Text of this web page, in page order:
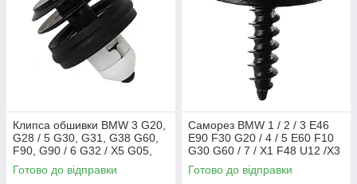
Клипса обшивки BMW 3 G20,
G28 / 5 G30, G31, G38 G60,
F90, G90 / 6 G32 / X5 G05,
G18, F95 / X6 G06, F96 / X7
G07 / Z4 / 51417325082
Готово до відправки
Саморез BMW 1 / 2 / 3 E46
E90 F30 G20 / 4 / 5 E60 F10
G30 G60 / 7 / X1 F48 U12 /X3
X4 X5 E70 F15 G05 /X6 F16
G06 / X7, 07149126886
Готово до відправки